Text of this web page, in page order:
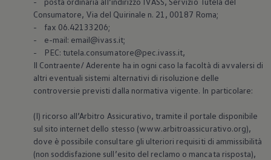
Consumatore, Via del Quirinale n. 21, 00187 Roma;
- fax 06.42133206;
- e-mail: email@ivass.it;
- PEC: tutela.consumatore@pec.ivass.it,
Il Contraente/ Aderente ha in ogni caso la facoltà di avvalersi di
altri eventuali sistemi alternativi di risoluzione delle
controversie previsti dalla normativa vigente. In particolare:
(I) ricorso all’Arbitro Assicurativo, tramite il portale disponibile
sul sito internet dello stesso (www.arbitroassicurativo.org),
dove è possibile consultare gli ulteriori requisiti di ammissibilità
(non soddisfazione sull’esito del reclamo o mancata risposta),